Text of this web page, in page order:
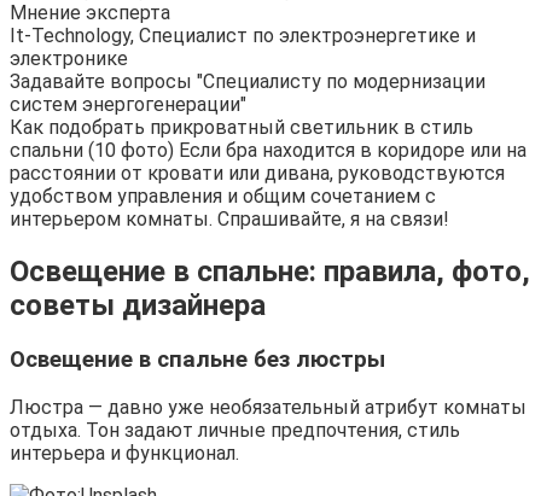
Мнение эксперта
It-Technology, Cпециалист по электроэнергетике и
электронике
Задавайте вопросы "Специалисту по модернизации
систем энергогенерации"
Как подобрать прикроватный светильник в стиль
спальни (10 фото) Если бра находится в коридоре или на
расстоянии от кровати или дивана, руководствуются
удобством управления и общим сочетанием с
интерьером комнаты. Спрашивайте, я на связи!
Освещение в спальне: правила, фото,
советы дизайнера
Освещение в спальне без люстры
Люстра — давно уже необязательный атрибут комнаты
отдыха. Тон задают личные предпочтения, стиль
интерьера и функционал.